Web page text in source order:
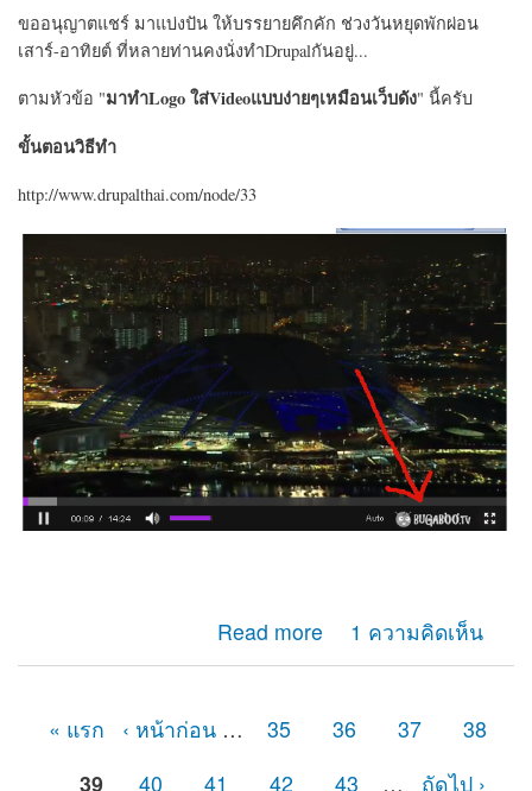
ขออนุญาตแชร์ มาแบ่งปัน ให้บรรยายคึกคัก ช่วงวันหยุดพักผ่อน
เสาร์-อาทิยต์ ที่หลายท่านคงนั่งทำDrupalกันอยู่...
ตามหัวข้อ "มาทำLogo ใส่Videoแบบง่ายๆเหมือนเว็บดัง" นี้ครับ
ขั้นตอนวิธีทำ
http://www.drupalthai.com/node/33
Read more
about มาทำLogo ใส่Videoแบบง่ายๆเหมือนเว็บดัง
1 ความคิดเห็น
« แรก ‹ หน้าก่อน … 35 36 37
38
39
40 41 42 43 … ถัดไป ›